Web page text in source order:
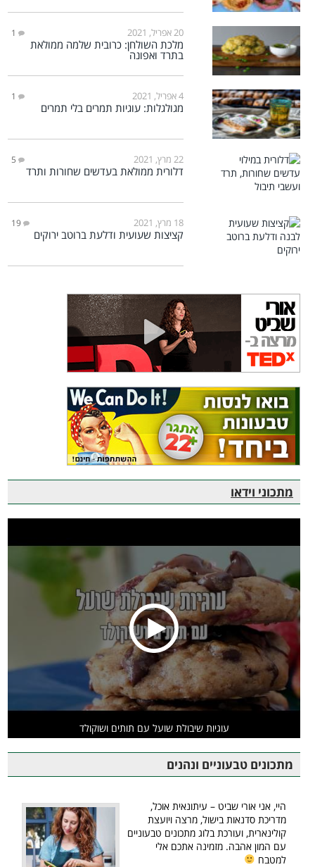
20 אפריל, 2021 1
מלכת השולחן: כרובית שלמה ממולאת
בתרד ואפונה
4 אפריל, 2021 1
מגולגלות: עוגיות תמרים בלי תמרים
22 מרץ, 2021 5
דלורית ממולאת בעדשים שחורות ותרד
18 מרץ, 2021 19
קציצות שעועית ודלעת ברוטב ירוקים
מתכוני וידאו
עוגיות שיבולת שועל עם תותים ושוקולד
מתכונים טבעוניים ונהנים
היי, אני אורי שביט – עיתונאית אוכל,
מדריכת סדנאות בישול, מרצה ויועצת
קולינארית, ועורכת בלוג מתכונים טבעוניים
עם המון אהבה. מזמינה אתכם אלי
למטבח